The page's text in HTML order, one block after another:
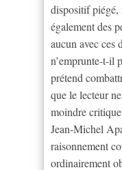
dispositif piégé,
également des
aucun avec ces
n’emprunte-t-il
prétend
que le lecteur
moindre
Jean-Michel
raisonnement
ordinairement